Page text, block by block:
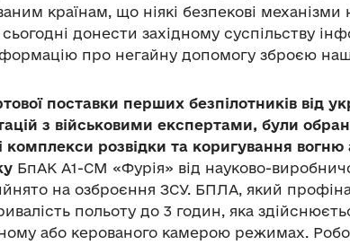
країнам, що ніякі безпекові
донести західному суспільству
про негайну допомогу зброєю
поставки перших безпілотників від
з військовими експертами, були
комплекси розвідки та коригування вогню
БпАК А1-СМ «Фурія» від науково-
на озброєння ЗСУ. БПЛА, який
польоту до 3 годин, яка
або керованого камерою режимах.